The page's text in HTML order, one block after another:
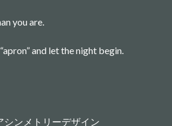
you are.
and let the night begin.
シンメトリーデザイン